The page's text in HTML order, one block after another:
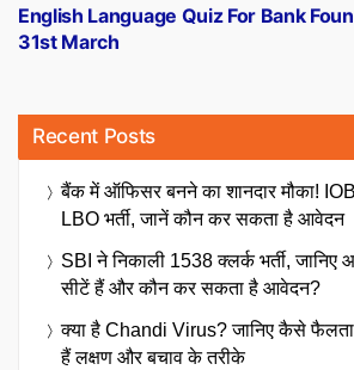
post:
English Language Quiz For Bank
31st March
Recent Posts
बैंक में ऑफिसर बनने का शानदार मौका!
LBO भर्ती, जानें कौन कर सकता है आवेदन
SBI ने निकाली 1538 क्लर्क भर्ती, जानिए
सीटें हैं और कौन कर सकता है आवेदन?
क्या है Chandi Virus? जानिए कैसे फैलता
हैं लक्षण और बचाव के तरीके